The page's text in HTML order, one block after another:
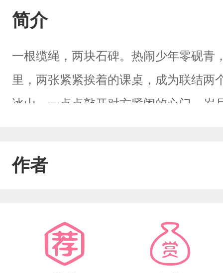
简介
一根缆绳，两块石碑。热闹少年零砚青
里，两张紧紧挨着的课桌，成为联结两
冰山，一点点敲开对方紧闭的心门。岁
作者